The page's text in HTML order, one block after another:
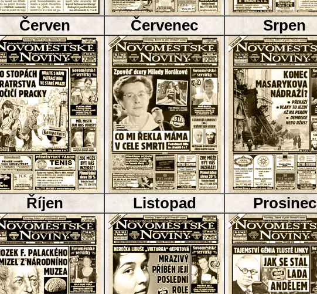
Červen Červenec Srpen
Říjen Listopad Prosinec